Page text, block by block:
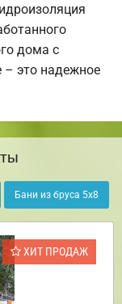
дома с
– это надежное
Бани из бруса 5х8
ХИТ ПРОДАЖ